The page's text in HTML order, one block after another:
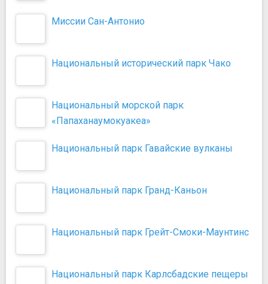
Миссии Сан-Антонио
Национальный исторический парк Чако
Национальный морской парк
«Папаханаумокуакеа»
Национальный парк Гавайские вулканы
Национальный парк Гранд-Каньон
Национальный парк Грейт-Смоки-Маунтинс
Национальный парк Карлсбадские пещеры